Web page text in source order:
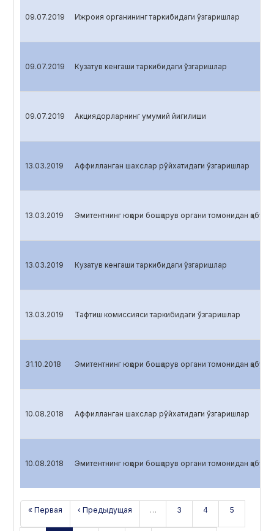
09.07.2019 Ижроия органининг таркибидаги ўзгаришлар
09.07.2019 Кузатув кенгаши таркибидаги ўзгаришлар
09.07.2019 Акциядорларнинг умумий йигилиши
13.03.2019 Аффилланган шахслар рўйхатидаги ўзгаришлар
13.03.2019 Эмитентнинг юқори бошқарув органи томонидан қабул
13.03.2019 Кузатув кенгаши таркибидаги ўзгаришлар
13.03.2019 Тафтиш комиссияси таркибидаги ўзгаришлар
31.10.2018 Эмитентнинг юқори бошқарув органи томонидан қабул
10.08.2018 Аффилланган шахслар рўйхатидаги ўзгаришлар
10.08.2018 Эмитентнинг юқори бошқарув органи томонидан қабул
« Первая ‹ Предыдущая … 3 4 5